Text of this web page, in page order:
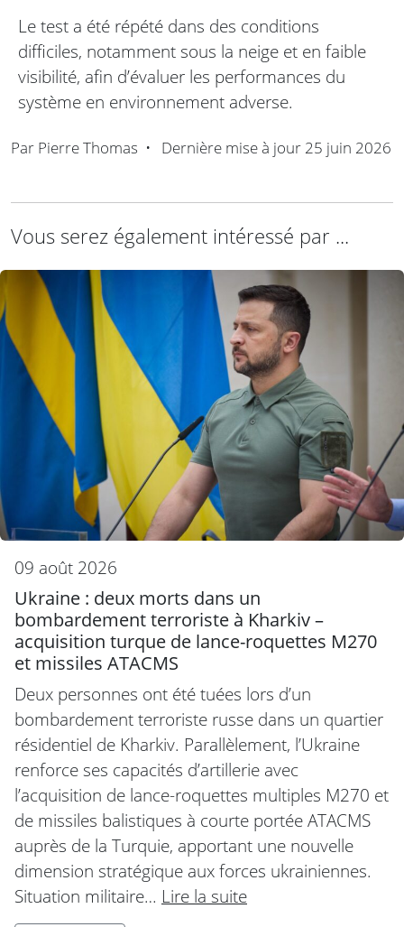
Le test a été répété dans des conditions
difficiles, notamment sous la neige et en faible
visibilité, afin d’évaluer les performances du
système en environnement adverse.
Par Pierre Thomas • Dernière mise à jour 25 juin 2026
Vous serez également intéressé par ...
09 août 2026
Ukraine : deux morts dans un
bombardement terroriste à Kharkiv –
acquisition turque de lance-roquettes M270
et missiles ATACMS
Deux personnes ont été tuées lors d’un
bombardement terroriste russe dans un quartier
résidentiel de Kharkiv. Parallèlement, l’Ukraine
renforce ses capacités d’artillerie avec
l’acquisition de lance-roquettes multiples M270 et
de missiles balistiques à courte portée ATACMS
auprès de la Turquie, apportant une nouvelle
dimension stratégique aux forces ukrainiennes.
Situation militaire… Lire la suite